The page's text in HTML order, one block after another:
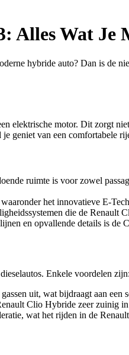
Alles Wat Je
hybride auto? Dan is
elektrische motor. Dit zorgt
geniet van een comfortabele
ruimte is voor zowel
het innovatieve E-
die de
en opvallende details is de
Enkele voordelen zijn:
uit, wat bijdraagt aan een
Clio Hybride zeer zuinig
wat het rijden in de